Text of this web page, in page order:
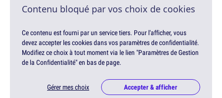
Contenu bloqué par vos choix de cookies
Ce contenu est fourni par un service tiers. Pour l'afficher, vous
devez accepter les cookies dans vos paramètres de confidentialité.
Modifiez ce choix à tout moment via le lien "Paramètres de Gestion
de la Confidentialité" en bas de page.
Gérer mes choix Accepter & afficher